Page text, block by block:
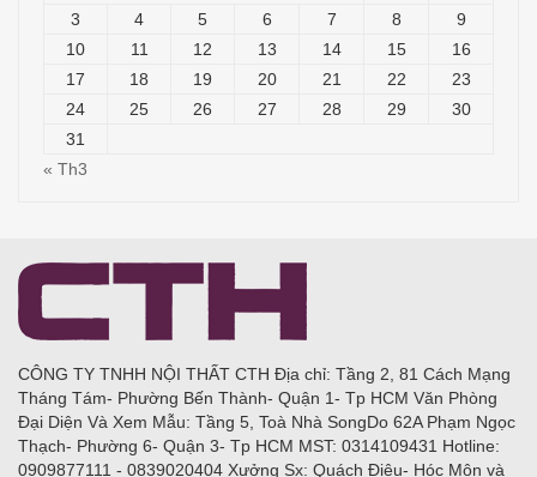
3
4 5 6 7 8
9
10
11 12 13 14 15
16
17
18 19 20 21 22
23
24
25 26 27 28 29
30
31
« Th3
CÔNG TY TNHH NỘI THẤT CTH Địa chỉ: Tầng 2, 81 Cách Mạng
Tháng Tám- Phường Bến Thành- Quận 1- Tp HCM Văn Phòng
Đại Diện Và Xem Mẫu: Tầng 5, Toà Nhà SongDo 62A Phạm Ngọc
Thạch- Phường 6- Quận 3- Tp HCM MST: 0314109431 Hotline:
0909877111 - 0839020404 Xưởng Sx: Quách Điêu- Hóc Môn và